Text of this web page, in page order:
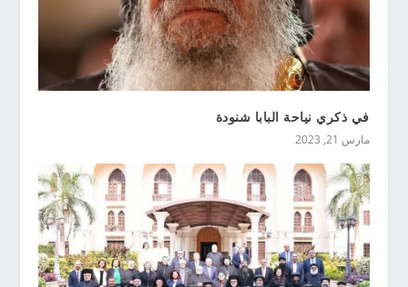
في ذكري نياحة البابا شنودة
مارس 21, 2023